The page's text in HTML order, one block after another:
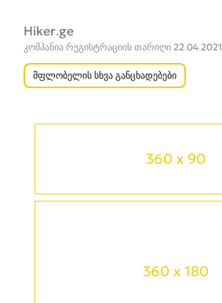
360 x 90
360 x 180
Hiker.ge
კომპანია რეგისტრაციის თარიღი 22.04.2021
მფლობელის სხვა განცხადებები